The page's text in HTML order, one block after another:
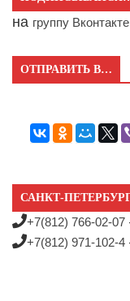
на группу Вконтакте
ОТПРАВИТЬ В…
САНКТ-
+7(812) 766-02-07
+7(812) 971-102-4